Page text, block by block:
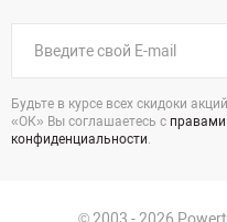
Будьте в курсе всех скидоки
«ОК» Вы соглашаетесь с правами
конфиденциальности.